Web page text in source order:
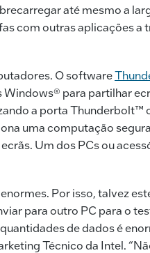
até mesmo a
com outras aplicações a
O software
para partilhar
a porta Thunderbolt™
uma computação
Um dos PCs ou
Por isso, talvez
para outro PC para o
de dados é
Técnico da Intel.